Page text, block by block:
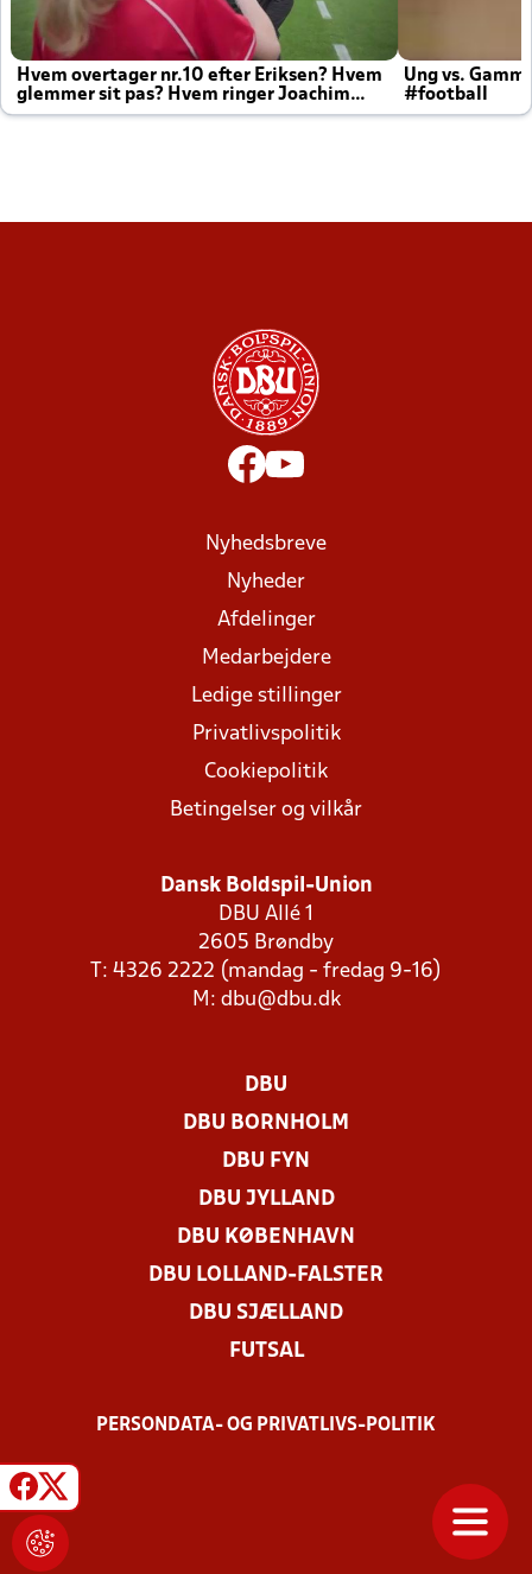
Hvem overtager nr.10 efter Eriksen? Hvem
glemmer sit pas? Hvem ringer Joachim
altid til efter kampe?
Ung vs.
#football
Nyhedsbreve
Nyheder
Afdelinger
Medarbejdere
Ledige stillinger
Privatlivspolitik
Cookiepolitik
Betingelser og vilkår
Dansk Boldspil-Union
DBU Allé 1
2605 Brøndby
T: 4326 2222 (mandag - fredag 9-16)
M: dbu@dbu.dk
DBU
DBU BORNHOLM
DBU FYN
DBU JYLLAND
DBU KØBENHAVN
DBU LOLLAND-FALSTER
DBU SJÆLLAND
FUTSAL
PERSONDATA- OG PRIVATLIVS-POLITIK